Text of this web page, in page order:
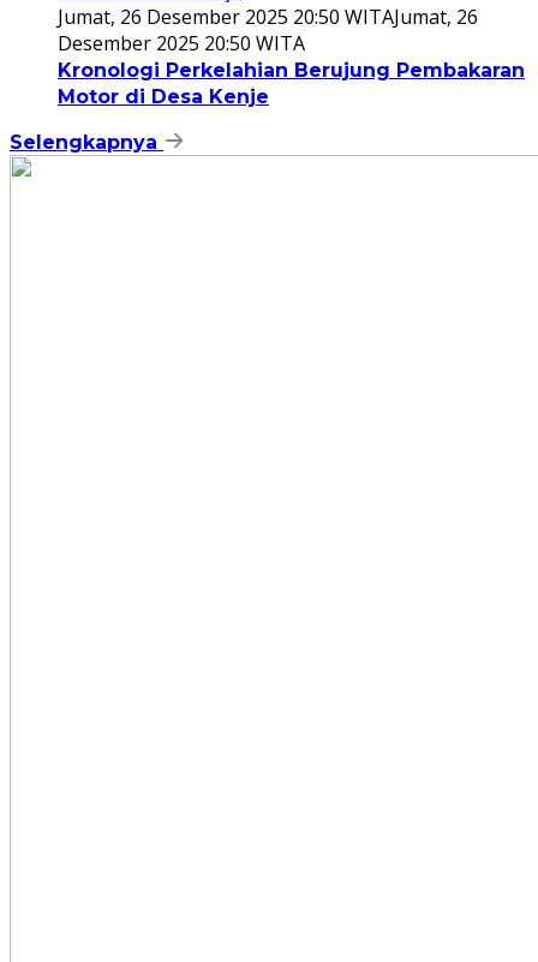
Jumat, 26 Desember 2025 20:50 WITAJumat, 26
Desember 2025 20:50 WITA
Kronologi Perkelahian Berujung Pembakaran
Motor di Desa Kenje
Selengkapnya